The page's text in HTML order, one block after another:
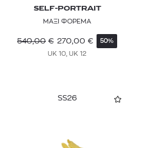
SELF-PORTRAIT
ΜΑΞΙ ΦΟΡΕΜΑ
540,00 € 270,00 € 50%
UK 10, UK 12
SS26